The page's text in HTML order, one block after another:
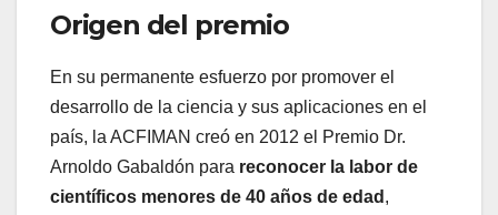
Origen del premio
En su permanente esfuerzo por promover el
desarrollo de la ciencia y sus aplicaciones en el
país, la ACFIMAN creó en 2012 el Premio Dr.
Arnoldo Gabaldón para reconocer la labor de
científicos menores de 40 años de edad ,